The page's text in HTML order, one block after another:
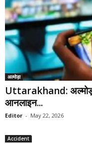
अल्मोड़ा
Uttarakhand:
आनलाइन...
Editor - May 22, 2026
Accident